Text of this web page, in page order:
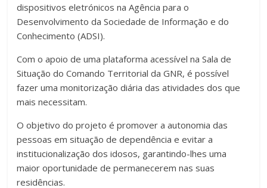
dispositivos eletrónicos na Agência para o
Desenvolvimento da Sociedade de Informação e do
Conhecimento (ADSI).
Com o apoio de uma plataforma acessível na Sala de
Situação do Comando Territorial da GNR, é possível
fazer uma monitorização diária das atividades dos que
mais necessitam.
O objetivo do projeto é promover a autonomia das
pessoas em situação de dependência e evitar a
institucionalização dos idosos, garantindo-lhes uma
maior oportunidade de permanecerem nas suas
residências.